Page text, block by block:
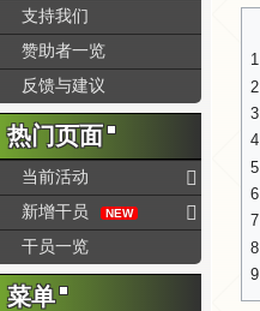
导
航
搜
索
1
2
3
4
5
6
7
8
9
支持我们
赞助者一览
反馈与建议
热门页面
当前活动
新增干员
NEW
干员一览
菜单